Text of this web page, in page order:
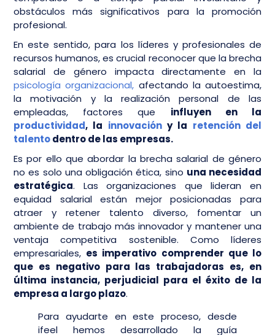
obstáculos más significativos para la promoción
profesional.
En este sentido, para los líderes y profesionales de
recursos humanos, es crucial reconocer que la brecha
salarial de género impacta directamente en la
psicología organizacional, afectando la autoestima,
la motivación y la realización personal de las
empleadas, factores que influyen en la
productividad, la innovacióny la retención del
talentodentro de las empresas.
Es por ello que abordar la brecha salarial de género
no es solo una obligación ética, sino una necesidad
estratégica. Las organizaciones que lideran en
equidad salarial están mejor posicionadas para
atraer y retener talento diverso, fomentar un
ambiente de trabajo más innovador y mantener una
ventaja competitiva sostenible. Como líderes
empresariales, es imperativo comprender que lo
que es negativo para las trabajadoras es, en
última instancia, perjudicial para el éxito de la
empresa a largo plazo.
Para ayudarte en este proceso, desde
ifeel hemos desarrollado la guía